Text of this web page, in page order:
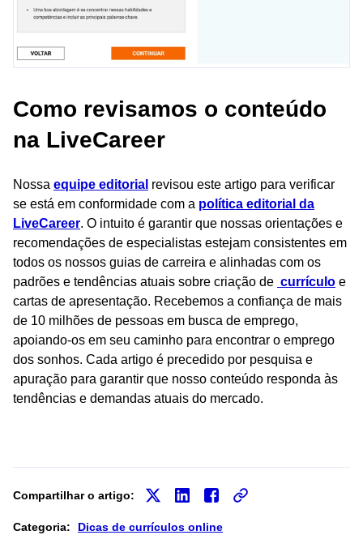
Como revisamos o conteúdo
na LiveCareer
Nossa equipe editorial revisou este artigo para verificar
se está em conformidade com a política editorial da
LiveCareer. O intuito é garantir que nossas orientações e
recomendações de especialistas estejam consistentes em
todos os nossos guias de carreira e alinhadas com os
padrões e tendências atuais sobre criação de currículo e
cartas de apresentação. Recebemos a confiança de mais
de 10 milhões de pessoas em busca de emprego,
apoiando-os em seu caminho para encontrar o emprego
dos sonhos. Cada artigo é precedido por pesquisa e
apuração para garantir que nosso conteúdo responda às
tendências e demandas atuais do mercado.
Compartilhar o artigo:
Categoria: Dicas de currículos online